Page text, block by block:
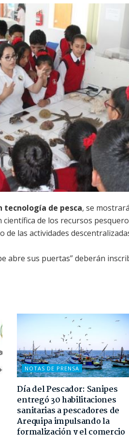
tecnología de pesca, se
de los recursos
de las actividades
abre sus puertas” deberán
NOTAS DE PRENSA
Día del Pescador: Sanipes
entregó 30 habilitaciones
sanitarias a pescadores de
Arequipa impulsando la
formalización y el comercio